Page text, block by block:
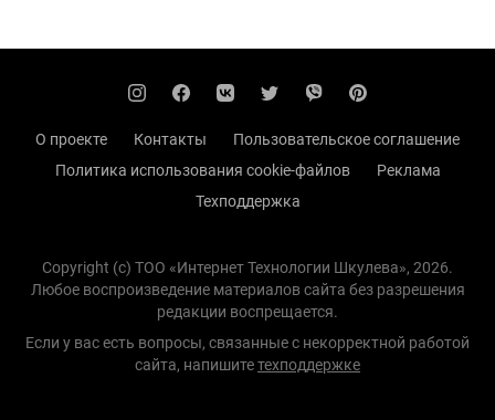
О проекте Контакты
Пользовательское соглашение
Политика использования cookie-файлов
Реклама
Техподдержка
Copyright (с) TOO «Интернет Технологии Шкулева», 2026.
Любое воспроизведение материалов сайта без разрешения
редакции воспрещается.
Если у вас есть вопросы, связанные с некорректной работой
сайта, напишитетехподдержке